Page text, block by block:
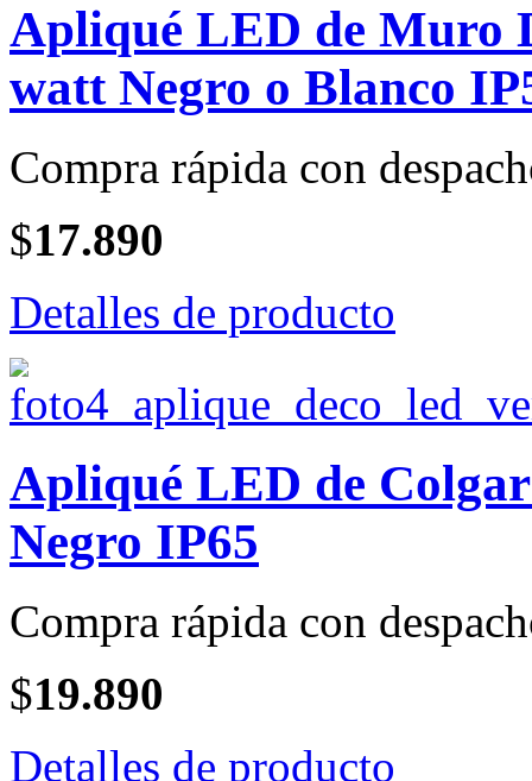
Apliqué LED de Muro
watt Negro o Blanco
Compra rápida con
$17.890
Detalles de producto
Apliqué LED de
Negro IP65
Compra rápida con
$19.890
Detalles de producto